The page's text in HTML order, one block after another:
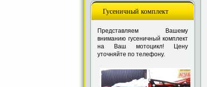
Гусеничный комплект
Представляем Вашему
вниманию гусеничный комплект
на Ваш мотоцикл! Цену
уточняйте по телефону.